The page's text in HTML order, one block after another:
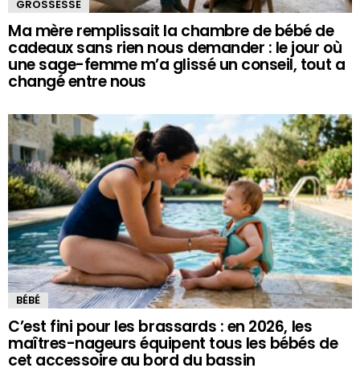
GROSSESSE
Ma mère remplissait la chambre de bébé de
cadeaux sans rien nous demander : le jour où
une sage-femme m’a glissé un conseil, tout a
changé entre nous
BÉBÉ
C’est fini pour les brassards : en 2026, les
maîtres-nageurs équipent tous les bébés de
cet accessoire au bord du bassin